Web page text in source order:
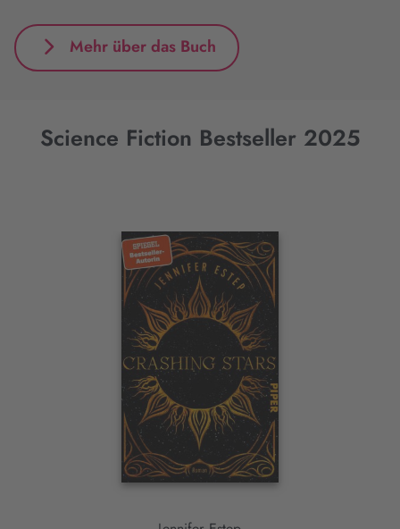
Mehr über das Buch
Science Fiction Bestseller 2025
Interaktives